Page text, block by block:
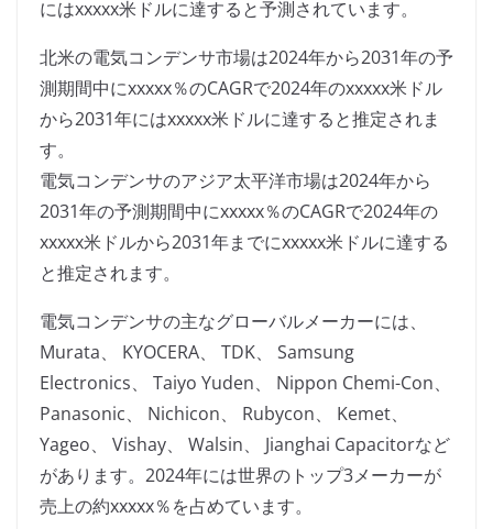
にはxxxxx米ドルに達すると予測されています。
北米の電気コンデンサ市場は2024年から2031年の予
測期間中にxxxxx％のCAGRで2024年のxxxxx米ドル
から2031年にはxxxxx米ドルに達すると推定されま
す。
電気コンデンサのアジア太平洋市場は2024年から
2031年の予測期間中にxxxxx％のCAGRで2024年の
xxxxx米ドルから2031年までにxxxxx米ドルに達する
と推定されます。
電気コンデンサの主なグローバルメーカーには、
Murata、 KYOCERA、 TDK、 Samsung
Electronics、 Taiyo Yuden、 Nippon Chemi-Con、
Panasonic、 Nichicon、 Rubycon、 Kemet、
Yageo、 Vishay、 Walsin、 Jianghai Capacitorなど
があります。2024年には世界のトップ3メーカーが
売上の約xxxxx％を占めています。